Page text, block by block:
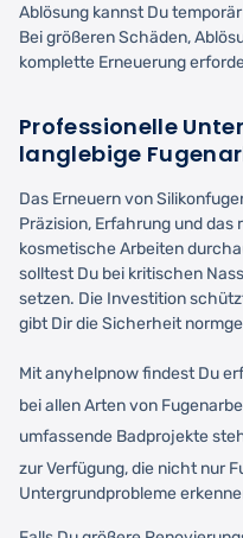
Ablösung kannst Du
Bei größeren Schäden,
komplette Erneuerung
Professionelle
langlebige
Das Erneuern von
Präzision, Erfahrung und
kosmetische Arbeiten
solltest Du bei kritischen
setzen. Die Investition
gibt Dir die Sicherheit
Mit anyhelpnow findest Du
bei allen Arten von
umfassende Badprojekte
zur Verfügung, die nicht nur
Untergrundprobleme